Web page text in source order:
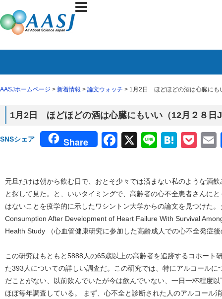
AASJホームページ > 新着情報 > 論文ウォッチ > 1月2日 ほどほどの酒は心臓にも
1月2日 ほどほどの酒は心臓にもいい（12月２８
SNSシェア Share Facebook
X Line
元旦だけは朝から飲む日で、おとそ少々では済まない私のような酒
と探して見た。と、いいタイミングで、高齢者の心不全患者さんに
はないことを疫学的に示したワシントン大学からの論文を見つけた
Consumption After Development of Heart Failure With Survival
Health Study （心血管健康研究に参加した高齢成人での心不全発症
この研究はもともと5888人の65歳以上の高齢者を追跡するコホート
た393人についての詳しい調査だ。この研究では、特にアルコール
だことがない、以前飲んでいたが今は飲んでいない、一日一杯程度
ほぼ毎年調査している。 まず、心不全と診断された人のアルコール